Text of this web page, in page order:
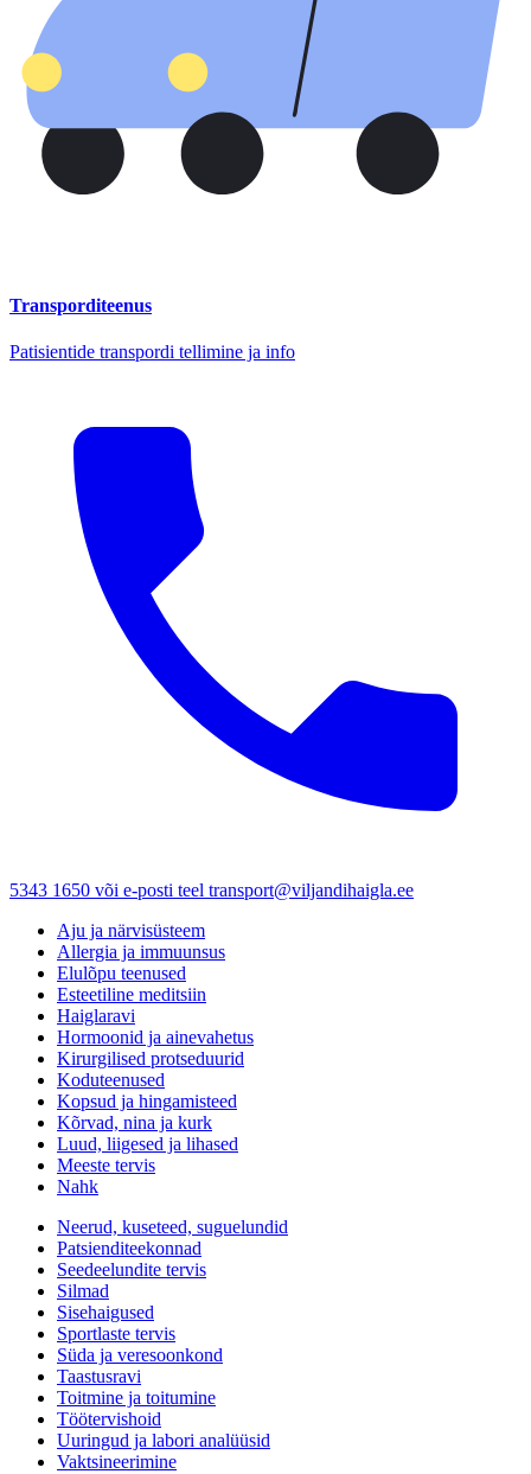
Transporditeenus
Patisientide transpordi tellimine ja info
5343 1650 või e-posti teel transport@viljandihaigla.ee
Aju ja närvisüsteem
Allergia ja immuunsus
Elulõpu teenused
Esteetiline meditsiin
Haiglaravi
Hormoonid ja ainevahetus
Kirurgilised protseduurid
Koduteenused
Kopsud ja hingamisteed
Kõrvad, nina ja kurk
Luud, liigesed ja lihased
Meeste tervis
Nahk
Neerud, kuseteed, suguelundid
Patsienditeekonnad
Seedeelundite tervis
Silmad
Sisehaigused
Sportlaste tervis
Süda ja veresoonkond
Taastusravi
Toitmine ja toitumine
Töötervishoid
Uuringud ja labori analüüsid
Vaktsineerimine